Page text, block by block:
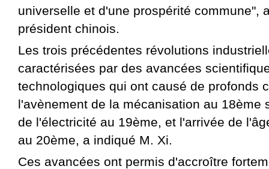
universelle et d'une prospérité commune",
président chinois.
Les trois précédentes révolutions
caractérisées par des avancées
technologiques qui ont causé de profonds
l'avènement de la mécanisation au 18ème
de l'électricité au 19ème, et l'arrivée de
au 20ème, a indiqué M. Xi.
Ces avancées ont permis d'accroître